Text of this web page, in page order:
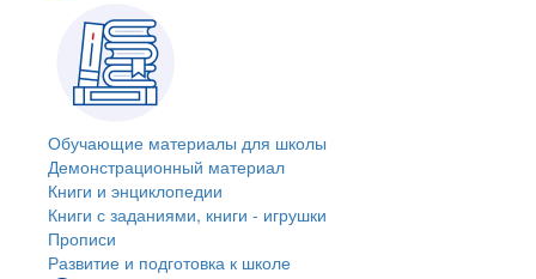
Обучающие материалы для школы
Демонстрационный материал
Книги и энциклопедии
Книги с заданиями, книги - игрушки
Прописи
Развитие и подготовка к школе